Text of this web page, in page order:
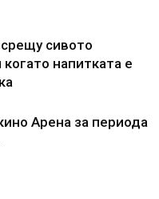
сивото
напитката е
Арена за периода